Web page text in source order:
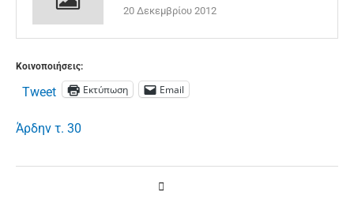
20 Δεκεμβρίου 2012
Κοινοποιήσεις:
Tweet Εκτύπωση Email
Άρδην τ. 30